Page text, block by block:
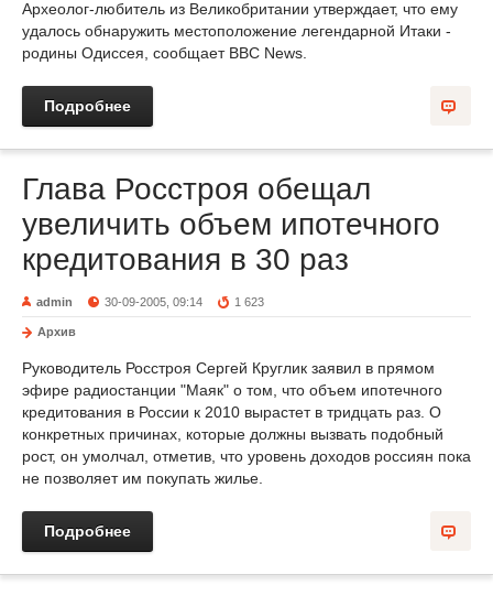
Археолог-любитель из Великобритании утверждает, что ему
удалось обнаружить местоположение легендарной Итаки -
родины Одиссея, сообщает BBC News.
Подробнее
Глава Росстроя обещал
увеличить объем ипотечного
кредитования в 30 раз
admin 30-09-2005, 09:14 1 623
Архив
Руководитель Росстроя Сергей Круглик заявил в прямом
эфире радиостанции "Маяк" о том, что объем ипотечного
кредитования в России к 2010 вырастет в тридцать раз. О
конкретных причинах, которые должны вызвать подобный
рост, он умолчал, отметив, что уровень доходов россиян пока
не позволяет им покупать жилье.
Подробнее